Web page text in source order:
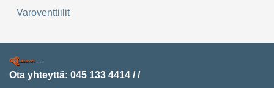
Varoventtiilit
–
Ota yhteyttä: 045 133 4414 //